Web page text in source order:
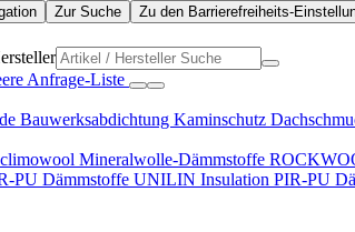
Zur Suche
Zu den Barrierefreiheits-
Anfrage-Liste
Bauwerksabdichtung Kaminschutz
climowool Mineralwolle-Dämmstoffe
PU Dämmstoffe UNILIN Insulation PIR-PU